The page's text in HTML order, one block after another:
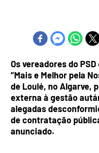
Os vereadores do
“Mais e Melhor pela
de Loulé, no Algarve,
externa à gestão
alegadas
de contratação
anunciado.